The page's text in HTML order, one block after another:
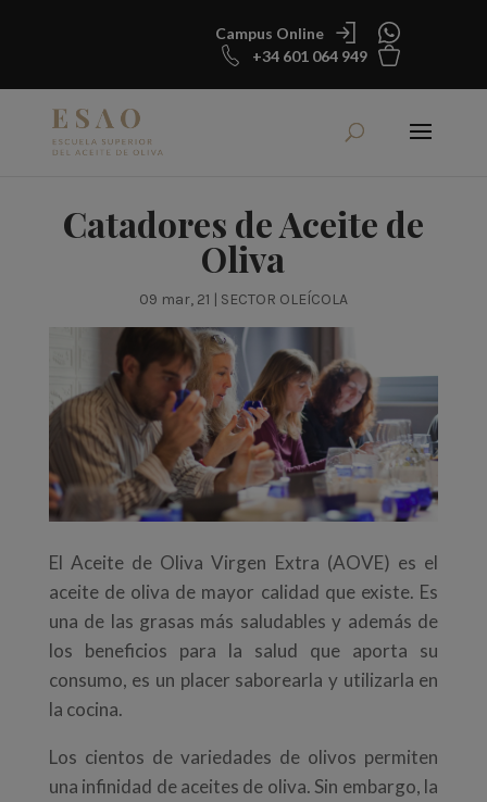
Campus Online
+34 601 064 949
Catadores de Aceite de
Oliva
09 mar, 21 | SECTOR OLEÍCOLA
El Aceite de Oliva Virgen Extra (AOVE) es el
aceite de oliva de mayor calidad que existe. Es
una de las grasas más saludables y además de
los beneficios para la salud que aporta su
consumo, es un placer saborearla y utilizarla en
la cocina.
Los cientos de variedades de olivos permiten
una infinidad de aceites de oliva. Sin embargo, la